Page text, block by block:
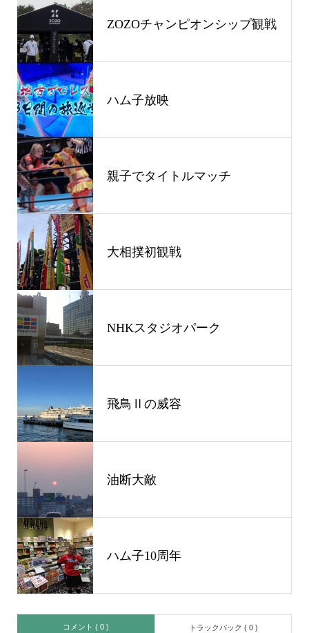
ZOZOチャンピオンシップ観戦
ハム子放映
親子でタイトルマッチ
大相撲初観戦
NHKスタジオパーク
飛鳥Ⅱの威容
油断大敵
ハム子10周年
コメント ( 0 ) トラックバック ( 0 )